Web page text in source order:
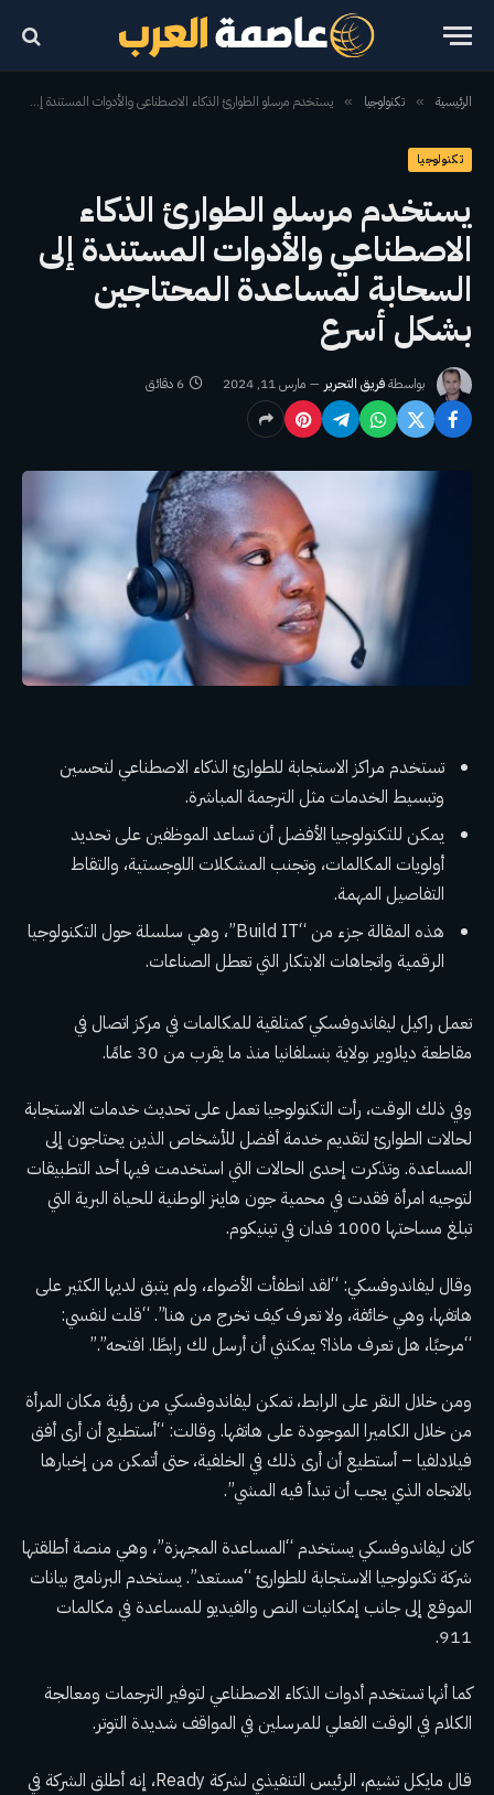
الرئيسية » تكنولوجيا » يستخدم مرسلو الطوارئ الذكاء الاصطناعي والأدوات المستندة إلى السحابة لمساعدة المحتاجين بشكل أسرع
تكنولوجيا
يستخدم مرسلو الطوارئ الذكاء
الاصطناعي والأدوات المستندة إلى
السحابة لمساعدة المحتاجين
بشكل أسرع
بواسطةفريق التحرير مارس 11, 2024 6 دقائق
تستخدم مراكز الاستجابة للطوارئ الذكاء الاصطناعي لتحسين
وتبسيط الخدمات مثل الترجمة المباشرة.
يمكن للتكنولوجيا الأفضل أن تساعد الموظفين على تحديد
أولويات المكالمات، وتجنب المشكلات اللوجستية، والتقاط
التفاصيل المهمة.
هذه المقالة جزء من “Build IT”، وهي سلسلة حول التكنولوجيا
الرقمية واتجاهات الابتكار التي تعطل الصناعات.
تعمل راكيل ليفاندوفسكي كمتلقية للمكالمات في مركز اتصال في
مقاطعة ديلاوير بولاية بنسلفانيا منذ ما يقرب من 30 عامًا.
وفي ذلك الوقت، رأت التكنولوجيا تعمل على تحديث خدمات الاستجابة
لحالات الطوارئ لتقديم خدمة أفضل للأشخاص الذين يحتاجون إلى
المساعدة. وتذكرت إحدى الحالات التي استخدمت فيها أحد التطبيقات
لتوجيه امرأة فقدت في محمية جون هاينز الوطنية للحياة البرية التي
تبلغ مساحتها 1000 فدان في تينيكوم.
وقال ليفاندوفسكي: “لقد انطفأت الأضواء، ولم يتبق لديها الكثير على
هاتفها، وهي خائفة، ولا تعرف كيف تخرج من هنا”. “قلت لنفسي:
“مرحبًا، هل تعرف ماذا؟ يمكنني أن أرسل لك رابطًا. افتحه”.”
ومن خلال النقر على الرابط، تمكن ليفاندوفسكي من رؤية مكان المرأة
من خلال الكاميرا الموجودة على هاتفها. وقالت: “أستطيع أن أرى أفق
فيلادلفيا – أستطيع أن أرى ذلك في الخلفية، حتى أتمكن من إخبارها
بالاتجاه الذي يجب أن تبدأ فيه المشي”.
كان ليفاندوفسكي يستخدم “المساعدة المجهزة”، وهي منصة أطلقتها
شركة تكنولوجيا الاستجابة للطوارئ “مستعد”. يستخدم البرنامج بيانات
الموقع إلى جانب إمكانيات النص والفيديو للمساعدة في مكالمات
911.
كما أنها تستخدم أدوات الذكاء الاصطناعي لتوفير الترجمات ومعالجة
الكلام في الوقت الفعلي للمرسلين في المواقف شديدة التوتر.
قال مايكل تشيم، الرئيس التنفيذي لشركة Ready، إنه أطلق الشركة في